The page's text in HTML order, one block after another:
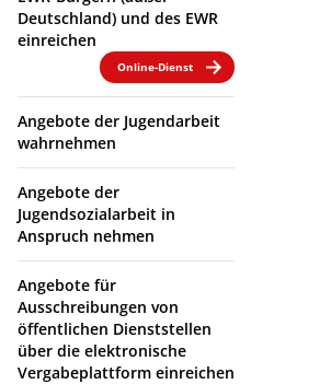
Deutschland) und des EWR
einreichen
Online-Dienst
Angebote der Jugendarbeit
wahrnehmen
Angebote der
Jugendsozialarbeit in
Anspruch nehmen
Angebote für
Ausschreibungen von
öffentlichen Dienststellen
über die elektronische
Vergabeplattform einreichen